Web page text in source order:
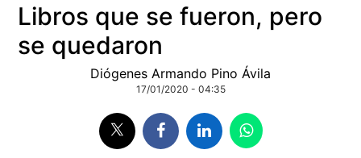
Libros que se fueron, pero
se quedaron
Diógenes Armando Pino Ávila
17/01/2020 - 04:35